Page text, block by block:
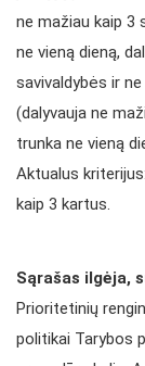
ne mažiau kaip 3
ne vieną dieną,
savivaldybės ir
(dalyvauja ne
trunka ne vieną
Aktualus
kaip 3 kartus.
Sąrašas ilgėja,
Prioritetinių
politikai Tarybos